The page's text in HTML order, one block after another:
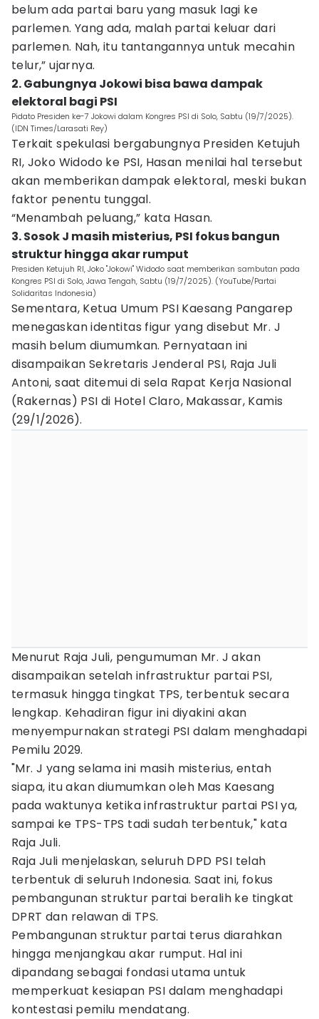
belum ada partai baru yang masuk lagi ke
parlemen. Yang ada, malah partai keluar dari
parlemen. Nah, itu tantangannya untuk mecahin
telur,” ujarnya.
2. Gabungnya Jokowi bisa bawa dampak
elektoral bagi PSI
Pidato Presiden ke-7 Jokowi dalam Kongres PSI di Solo, Sabtu (19/7/2025).
(IDN Times/Larasati Rey)
Terkait spekulasi bergabungnya Presiden Ketujuh
RI, Joko Widodo ke PSI, Hasan menilai hal tersebut
akan memberikan dampak elektoral, meski bukan
faktor penentu tunggal.
“Menambah peluang,” kata Hasan.
3. Sosok J masih misterius, PSI fokus bangun
struktur hingga akar rumput
Presiden Ketujuh RI, Joko "Jokowi" Widodo saat memberikan sambutan pada
Kongres PSI di Solo, Jawa Tengah, Sabtu (19/7/2025). (YouTube/Partai
Solidaritas Indonesia)
Sementara, Ketua Umum PSI Kaesang Pangarep
menegaskan identitas figur yang disebut Mr. J
masih belum diumumkan. Pernyataan ini
disampaikan Sekretaris Jenderal PSI, Raja Juli
Antoni, saat ditemui di sela Rapat Kerja Nasional
(Rakernas) PSI di Hotel Claro, Makassar, Kamis
(29/1/2026).
Menurut Raja Juli, pengumuman Mr. J akan
disampaikan setelah infrastruktur partai PSI,
termasuk hingga tingkat TPS, terbentuk secara
lengkap. Kehadiran figur ini diyakini akan
menyempurnakan strategi PSI dalam menghadapi
Pemilu 2029.
"Mr. J yang selama ini masih misterius, entah
siapa, itu akan diumumkan oleh Mas Kaesang
pada waktunya ketika infrastruktur partai PSI ya,
sampai ke TPS-TPS tadi sudah terbentuk," kata
Raja Juli.
Raja Juli menjelaskan, seluruh DPD PSI telah
terbentuk di seluruh Indonesia. Saat ini, fokus
pembangunan struktur partai beralih ke tingkat
DPRT dan relawan di TPS.
Pembangunan struktur partai terus diarahkan
hingga menjangkau akar rumput. Hal ini
dipandang sebagai fondasi utama untuk
memperkuat kesiapan PSI dalam menghadapi
kontestasi pemilu mendatang.